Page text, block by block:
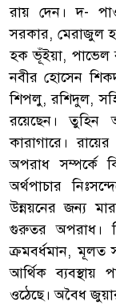
রায় দেন। দ-
সরকার, মেরাজুল
হক ভূঁইয়া, পাভেল
নবীর হোসেন
শিপলু, রশিদুল,
রয়েছেন।
কারাগারে।
অপরাধ সম্পর্কে
অর্থপাচার
উন্নয়নের জন্য
গুরুতর অপরাধ।
ক্রমবর্ধমান, মূলত
আর্থিক ব্যবস্থায়
ওঠেছে। অবৈধ